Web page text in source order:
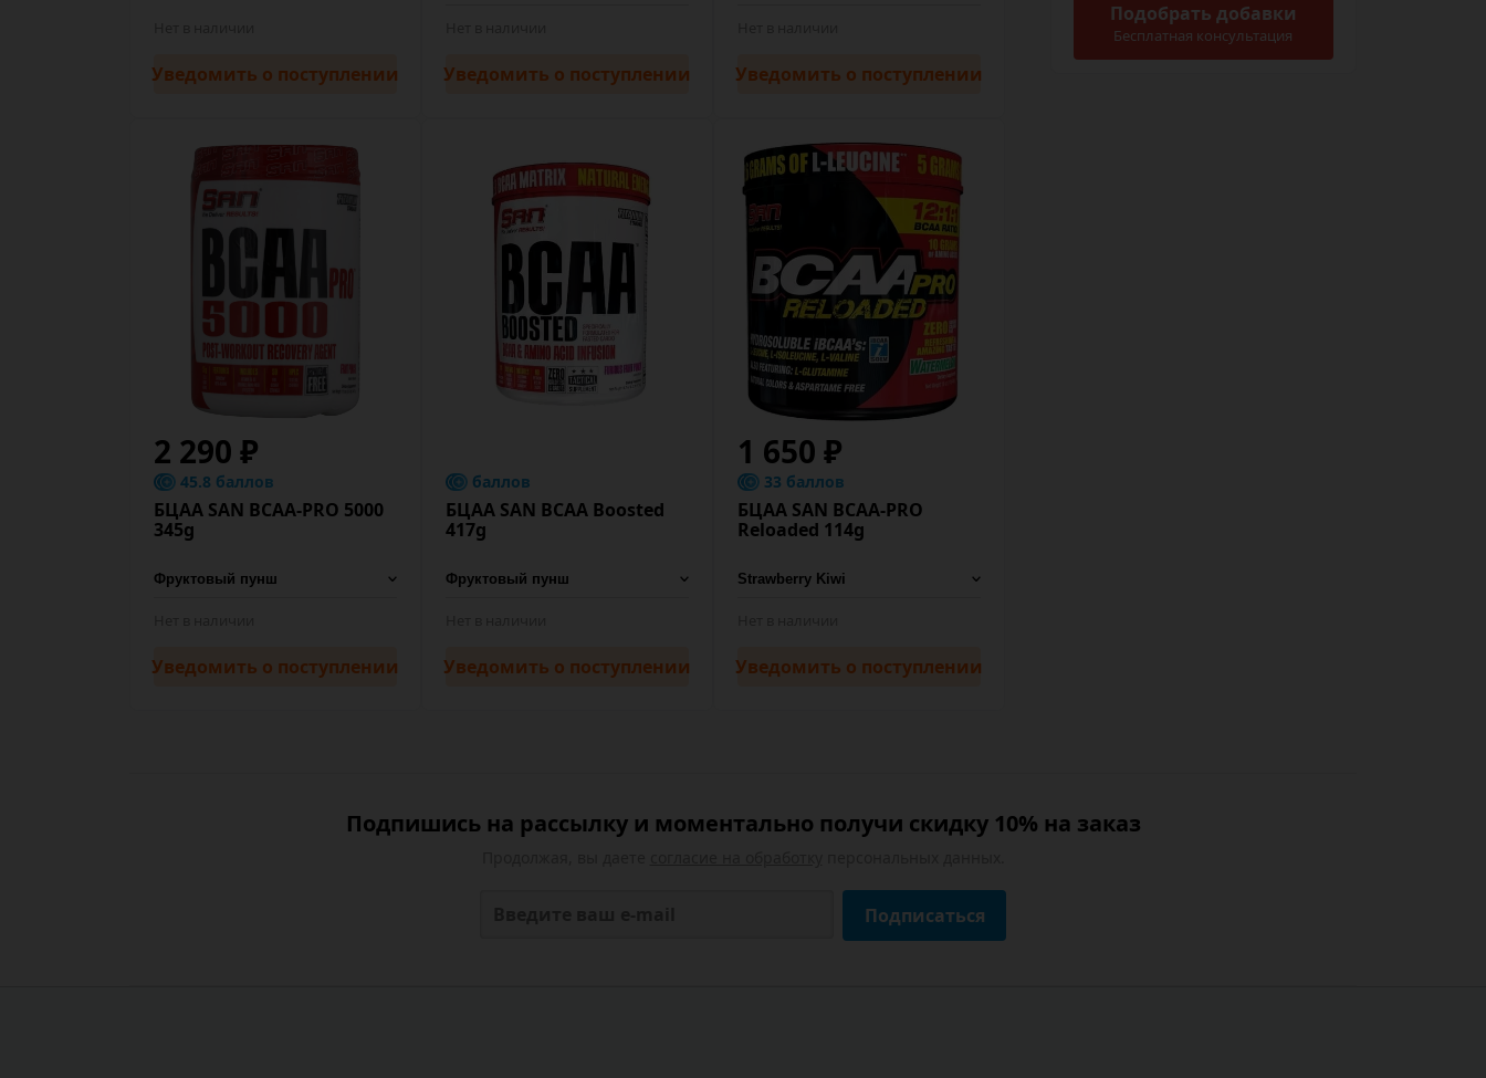
Подобрать добавки
Бесплатная консультация
Уведомить о поступлении Уведомить о поступлении Уведомить о поступлении
2 290 ₽
45.8 баллов
БЦАА SAN BCAA-PRO 5000
345g
Уведомить о поступлении
баллов
БЦАА SAN BCAA Boosted
417g
Уведомить о поступлении
1 650 ₽
33 баллов
БЦАА SAN BCAA-PRO
Reloaded 114g
Уведомить о поступлении
Подпишись на рассылку и моментально получи скидку 10% на заказ
Подписаться